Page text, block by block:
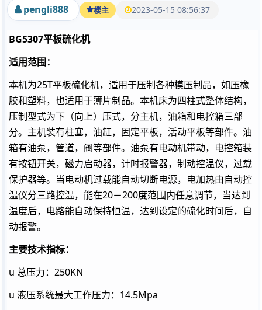
pengli888 楼主 2023-05-15 08:56:37
BG5307平板硫化机
适用范围：
本机为25T平板硫化机，适用于压制各种模压制品，如压橡
胶和塑料，也适用于薄片制品。本机床为四柱式整体结构，
压制型式为下（向上）压式，分主机，油箱和电控箱三部
分。主机装有柱塞，油缸，固定平板，活动平板等部件。油
箱有油泵，管道，阀等部件。油泵有电动机带动，电控箱装
有按钮开关，磁力启动器，计时报警器，制动控温仪，过载
保护器等。当电动机过载能自动切断电源，电加热由自动控
温仪分三路控温，能在20－200度范围内任意调节，当达到
温度后，电路能自动保持恒温，达到设定的硫化时间后，自
动报警。
主要技术指标：
u 总压力：250KN
u 液压系统最大工作压力：14.5Mpa